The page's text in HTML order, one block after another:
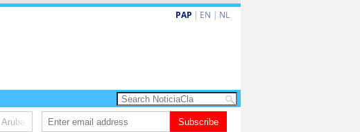
PAP | EN | NL
ta eleva turismo premium cu renobacion di US$106 miyon
Subscribe